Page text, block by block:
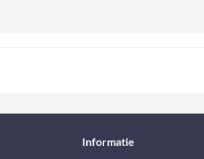
Informatie